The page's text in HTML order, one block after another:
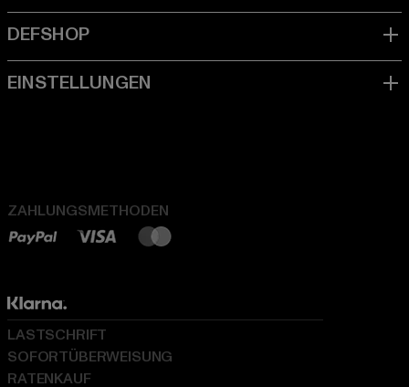
ZAHLUNGSMETHODEN
LASTSCHRIFT
SOFORTÜBERWEISUNG
RATENKAUF